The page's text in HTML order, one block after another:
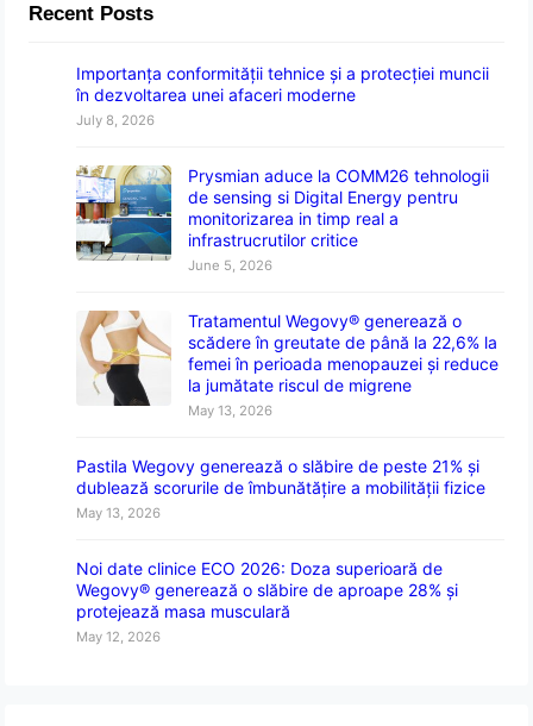
Recent Posts
Importanța conformității tehnice și a protecției muncii
în dezvoltarea unei afaceri moderne
July 8, 2026
Prysmian aduce la COMM26 tehnologii
de sensing si Digital Energy pentru
monitorizarea in timp real a
infrastrucrutilor critice
June 5, 2026
Tratamentul Wegovy® generează o
scădere în greutate de până la 22,6% la
femei în perioada menopauzei și reduce
la jumătate riscul de migrene
May 13, 2026
Pastila Wegovy generează o slăbire de peste 21% și
dublează scorurile de îmbunătățire a mobilității fizice
May 13, 2026
Noi date clinice ECO 2026: Doza superioară de
Wegovy® generează o slăbire de aproape 28% și
protejează masa musculară
May 12, 2026